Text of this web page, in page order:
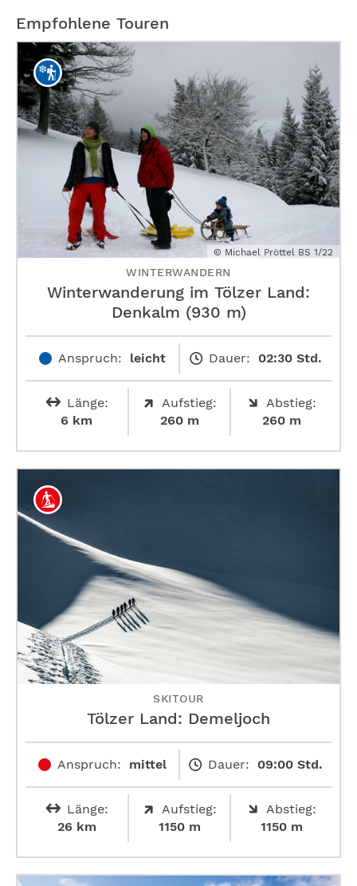
Empfohlene Touren
© Michael Pröttel BS 1/22
WINTERWANDERN
Winterwanderung im Tölzer Land:
Denkalm (930 m)
Anspruch: leicht Dauer: 02:30 Std.
Länge:
6 km
Aufstieg:
260 m
Abstieg:
260 m
SKITOUR
Tölzer Land: Demeljoch
Anspruch: mittel Dauer: 09:00 Std.
Länge:
26 km
Aufstieg:
1150 m
Abstieg:
1150 m